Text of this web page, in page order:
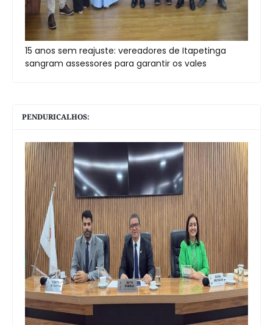
15 anos sem reajuste: vereadores de Itapetinga
sangram assessores para garantir os vales
PENDURICALHOS: